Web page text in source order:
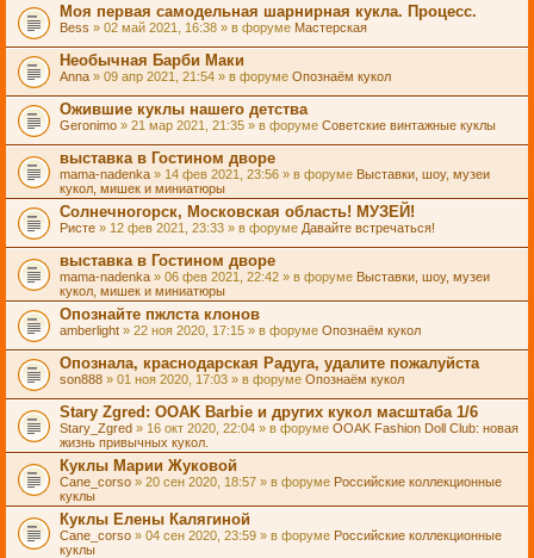
Моя первая самодельная шарнирная кукла. Процесс.
Bess » 02 май 2021, 16:38 » в форуме Мастерская
Необычная Барби Маки
Anna » 09 апр 2021, 21:54 » в форуме Опознаём кукол
Ожившие куклы нашего детства
Geronimo » 21 мар 2021, 21:35 » в форуме Советские винтажные куклы
выставка в Гостином дворе
mama-nadenka » 14 фев 2021, 23:56 » в форуме Выставки, шоу, музеи
кукол, мишек и миниатюры
Солнечногорск, Московская область! МУЗЕЙ!
Ристе » 12 фев 2021, 23:33 » в форуме Давайте встречаться!
выставка в Гостином дворе
mama-nadenka » 06 фев 2021, 22:42 » в форуме Выставки, шоу, музеи
кукол, мишек и миниатюры
Опознайте пжлста клонов
amberlight » 22 ноя 2020, 17:15 » в форуме Опознаём кукол
Опознала, краснодарская Радуга, удалите пожалуйста
son888 » 01 ноя 2020, 17:03 » в форуме Опознаём кукол
Stary Zgred: OOAK Barbie и других кукол масштаба 1/6
Stary_Zgred » 16 окт 2020, 22:04 » в форуме OOAK Fashion Doll Club: новая
жизнь привычных кукол.
Куклы Марии Жуковой
Cane_corso » 20 сен 2020, 18:57 » в форуме Российские коллекционные
куклы
Куклы Елены Калягиной
Cane_corso » 04 сен 2020, 23:59 » в форуме Российские коллекционные
куклы